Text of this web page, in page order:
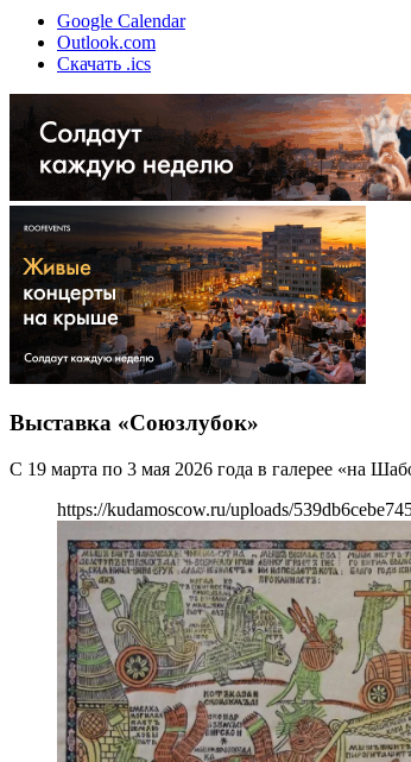
Google Calendar
Outlook.com
Скачать .ics
Выставка «Союзлубок»
С 19 марта по 3 мая 2026 года в галерее «на
https://kudamoscow.ru/uploads/